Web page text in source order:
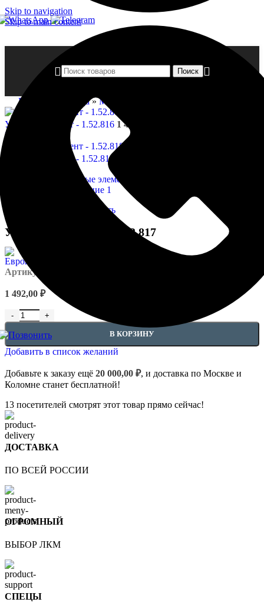
Skip to navigation
Skip to main content
Поиск
Главная страница»Магазин
Угловые элемент - 1.52.816 1 474,00
Назад к товарам
Угловые элемент - 1.52.818
Нажмите, чтобы увеличить
Угловые элемент — 1.52.817
Артикул:
1 492,00 ₽
Количество товара Угловые элемент - 1.52.817
В КОРЗИНУ
Добавить в список желаний
Добавьте к заказу ещё 20 000,00 ₽, и доставка по Москве и
Коломне станет бесплатной!
13 посетителей смотрят этот товар прямо сейчас!
ДОСТАВКА
ПО ВСЕЙ РОССИИ
ОГРОМНЫЙ
ВЫБОР ЛКМ
СПЕЦЫ